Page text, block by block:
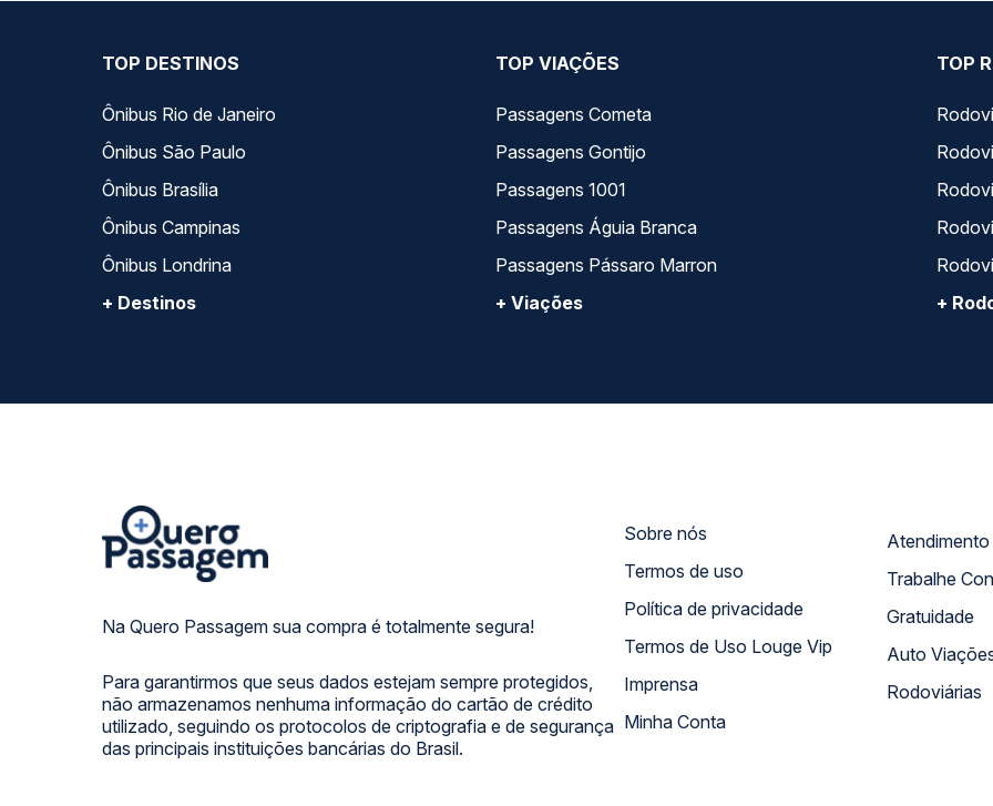
TOP DESTINOS
Ônibus Rio de Janeiro
Ônibus São Paulo
Ônibus Brasília
Ônibus Campinas
Ônibus Londrina
+ Destinos
TOP VIAÇÕES
Passagens Cometa
Passagens Gontijo
Passagens 1001
Passagens Águia Branca
Passagens Pássaro Marron
+ Viações
TOP
+
Na Quero Passagem sua compra é totalmente segura!
Para garantirmos que seus dados estejam sempre protegidos,
não armazenamos nenhuma informação do cartão de crédito
utilizado, seguindo os protocolos de criptografia e de segurança
das principais instituições bancárias do Brasil.
Sobre nós
Termos de uso
Política de privacidade
Termos de Uso Louge Vip
Imprensa
Minha Conta
Trabalhe
Gratuidade
Auto
Rodoviárias